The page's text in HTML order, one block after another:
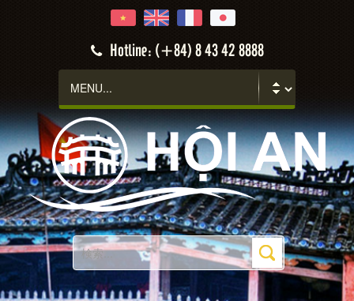
Hotline: (+84) 8 43 42 8888